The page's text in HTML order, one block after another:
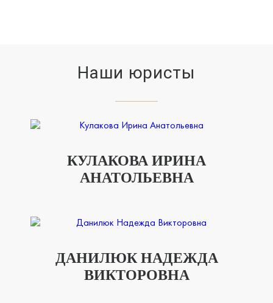
Наши юристы
КУЛАКОВА ИРИНА
АНАТОЛЬЕВНА
ДАНИЛЮК НАДЕЖДА
ВИКТОРОВНА